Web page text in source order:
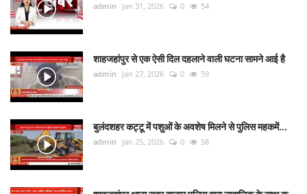
admin Jan 31, 2026 0 54
शाहजहांपुर से एक ऐसी दिल दहलाने वाली घटना सामने आई है
admin Jan 27, 2026 0 59
बुलंदशहर कट्टू में पशुओं के अवशेष मिलने से पुलिस महकमें...
admin Jan 25, 2026 0 58